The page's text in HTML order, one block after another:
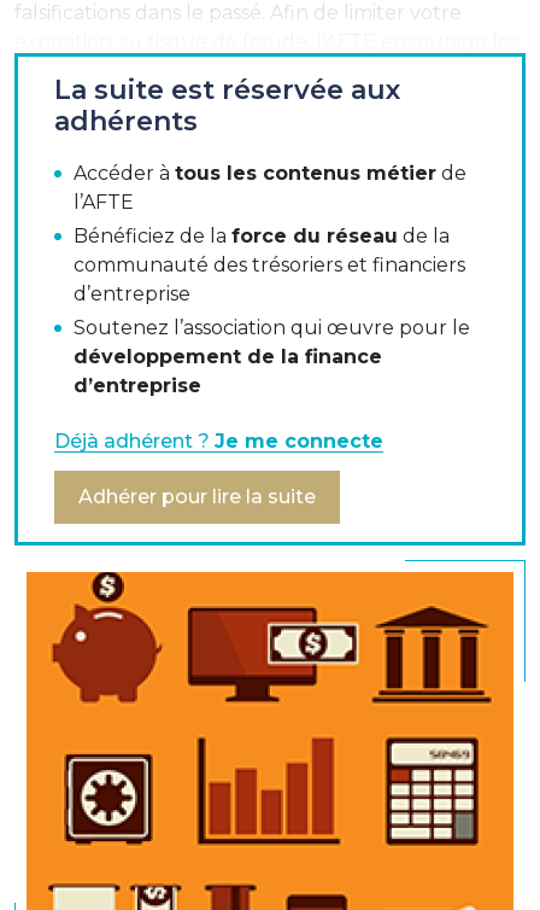
falsifications dans le passé. Afin de limiter votre
idéalement le supprimer dans les échanges BTB.
Ceci est déjà une bonne pratique mise en place chez
chèques.
Pour enrichir l’enquête AFTE, si vous n’avez pas
encore répondu :
https://fr.surveymonkey.com/r/KPTZPMW
Télécharger le rapport de l’OSMP - Observatoire de
la Sécurité des Moyens de Paiement OSMP
La suite est réservée aux
adhérents
Accéder à tous les contenus métier de
l’AFTE
Bénéficiez de la force du réseau de la
communauté des trésoriers et financiers
d’entreprise
Soutenez l’association qui œuvre pour le
développement de la finance
d’entreprise
Déjà adhérent ? Je me connecte
Adhérer pour lire la suite